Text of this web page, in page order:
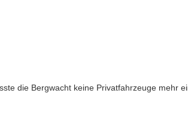
die Bergwacht keine Privatfahrzeuge mehr